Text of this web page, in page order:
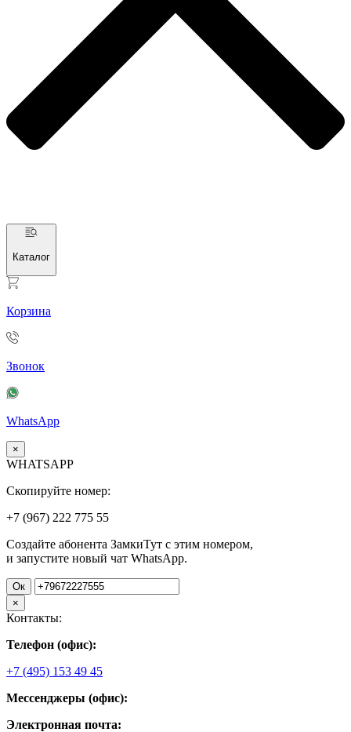
Каталог
Корзина
Звонок
WhatsApp
×
WHATSAPP
Скопируйте номер:
+7 (967) 222 775 55
Создайте абонента ЗамкиТут с этим номером,
и запустите новый чат WhatsApp.
Ок
×
Контакты:
Телефон (офис):
+7 (495) 153 49 45
Мессенджеры (офис):
Электронная почта: